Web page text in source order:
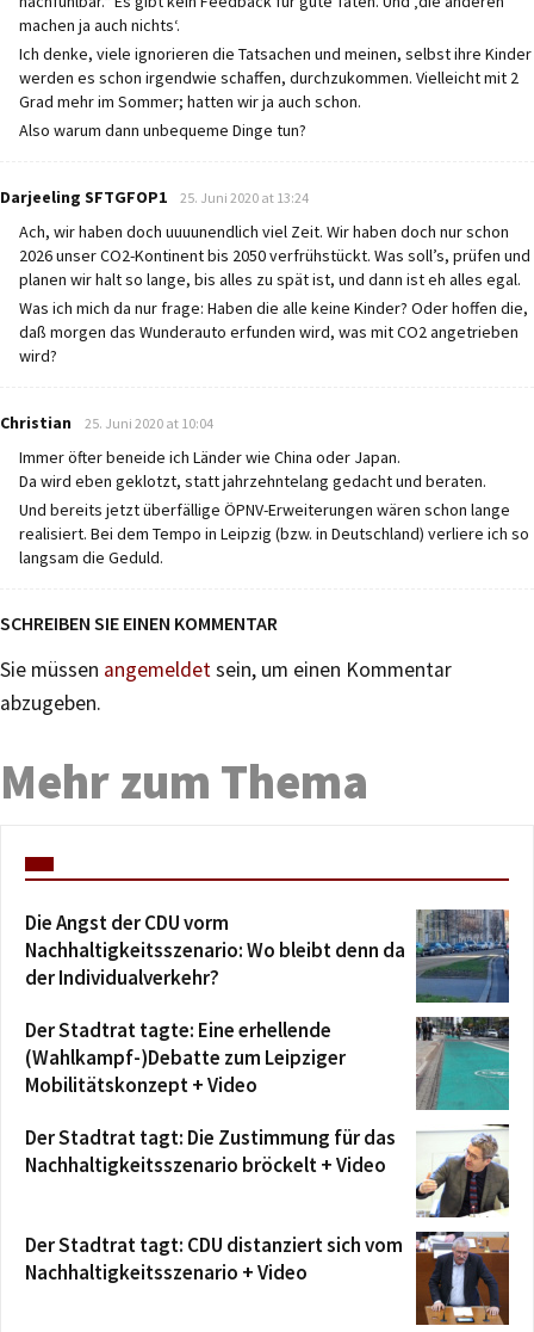
machen ja auch nichts‘.
Ich denke, viele ignorieren die Tatsachen und meinen, selbst ihre Kinder
werden es schon irgendwie schaffen, durchzukommen. Vielleicht mit 2
Grad mehr im Sommer; hatten wir ja auch schon.
Also warum dann unbequeme Dinge tun?
Darjeeling SFTGFOP1 says:
25. Juni 2020 at 13:24
Ach, wir haben doch uuuunendlich viel Zeit. Wir haben doch nur schon
2026 unser CO2-Kontinent bis 2050 verfrühstückt. Was soll’s, prüfen und
planen wir halt so lange, bis alles zu spät ist, und dann ist eh alles egal.
Was ich mich da nur frage: Haben die alle keine Kinder? Oder hoffen die,
daß morgen das Wunderauto erfunden wird, was mit CO2 angetrieben
wird?
Christian says:
25. Juni 2020 at 10:04
Immer öfter beneide ich Länder wie China oder Japan.
Da wird eben geklotzt, statt jahrzehntelang gedacht und beraten.
Und bereits jetzt überfällige ÖPNV-Erweiterungen wären schon lange
realisiert. Bei dem Tempo in Leipzig (bzw. in Deutschland) verliere ich so
langsam die Geduld.
SCHREIBEN SIE EINEN KOMMENTAR
Sie müssen angemeldetsein, um einen Kommentar
abzugeben.
Mehr zum Thema
Die Angst der CDU vorm
Nachhaltigkeitsszenario: Wo bleibt denn da
der Individualverkehr?
Der Stadtrat tagte: Eine erhellende
(Wahlkampf-)Debatte zum Leipziger
Mobilitätskonzept + Video
Der Stadtrat tagt: Die Zustimmung für das
Nachhaltigkeitsszenario bröckelt + Video
Der Stadtrat tagt: CDU distanziert sich vom
Nachhaltigkeitsszenario + Video